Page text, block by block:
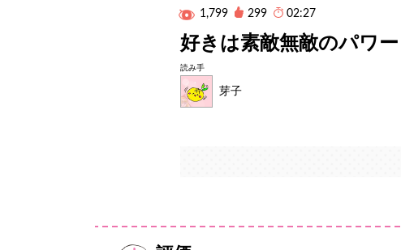
1,799
299 02:27
好きは素敵無敵のパワー
読み手
芽子